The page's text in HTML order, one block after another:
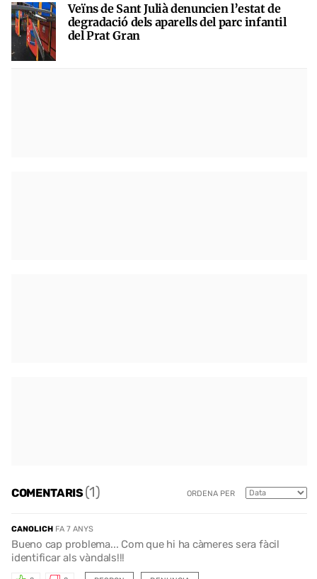
Veïns de Sant Julià denuncien l’estat de
degradació dels aparells del parc infantil
del Prat Gran
COMENTARIS(1) ORDENA PER
CANOLICH FA 7 ANYS
Bueno cap problema... Com que hi ha càmeres sera fàcil
identificar als vàndals!!!